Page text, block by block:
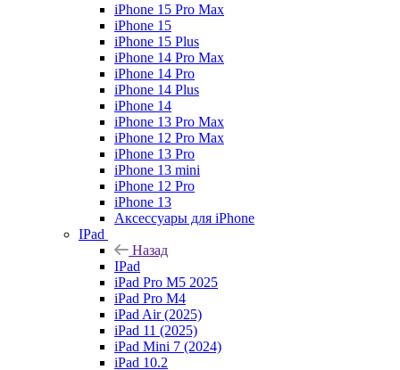
iPhone 15 Pro Max
iPhone 15
iPhone 15 Plus
iPhone 14 Pro Max
iPhone 14 Pro
iPhone 14 Plus
iPhone 14
iPhone 13 Pro Max
iPhone 12 Pro Max
iPhone 13 Pro
iPhone 13 mini
iPhone 12 Pro
iPhone 13
Аксессуары для iPhone
IPad
Назад
IPad
iPad Pro M5 2025
iPad Pro M4
iPad Air (2025)
iPad 11 (2025)
iPad Mini 7 (2024)
iPad 10.2